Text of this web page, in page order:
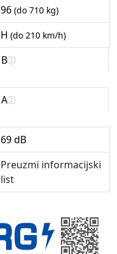
96 (do 710 kg)
H (do 210 km/h)
B
A
69 dB
Preuzmi informacijski
list